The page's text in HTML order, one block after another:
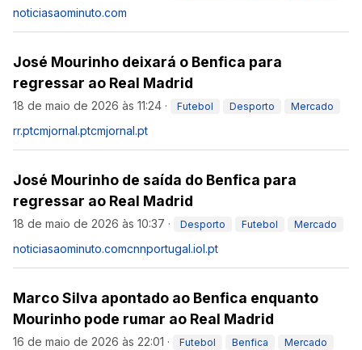
noticiasaominuto.com
José Mourinho deixará o Benfica para
regressar ao Real Madrid
18 de maio de 2026 às 11:24 · Futebol Desporto Mercado
rr.ptcmjornal.ptcmjornal.pt
José Mourinho de saída do Benfica para
regressar ao Real Madrid
18 de maio de 2026 às 10:37 · Desporto Futebol Mercado
noticiasaominuto.comcnnportugal.iol.pt
Marco Silva apontado ao Benfica enquanto
Mourinho pode rumar ao Real Madrid
16 de maio de 2026 às 22:01 · Futebol Benfica Mercado